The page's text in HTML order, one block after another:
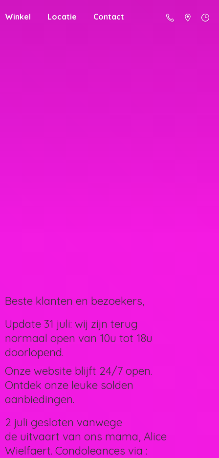
Winkel Locatie Contact
Beste klanten en bezoekers,
Update 31 juli: wij zijn terug
normaal open van 10u tot 18u
doorlopend.
Onze website blijft 24/7 open.
Ontdek onze leuke solden
aanbiedingen.
2 juli gesloten vanwege
de uitvaart van ons mama, Alice
Wielfaert. Condoleances via :